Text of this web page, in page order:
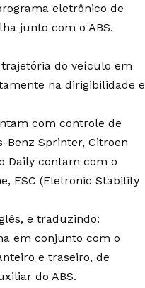
eletrônico de
junto com o ABS.
do veículo em
na dirigibilidade e
com controle de
Benz Sprinter, Citroen
Daily contam com o
ESC (Eletronic Stability
e traduzindo:
em conjunto com o
e traseiro, de
do ABS.